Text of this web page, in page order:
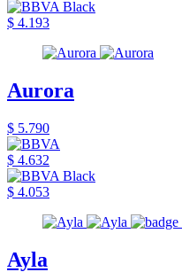
$ 4.193
Aurora
$ 5.790
$ 4.632
$ 4.053
Ayla